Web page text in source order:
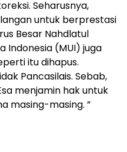
Seharusnya,
untuk berprestasi
Besar Nahdlatul
Indonesia (MUI) juga
itu dihapus.
Pancasilais. Sebab,
menjamin hak untuk
masing-masing. ”